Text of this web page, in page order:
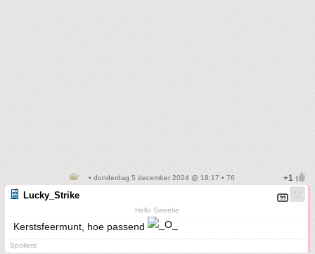
• donderdag 5 december 2024 @ 18:17 • 76
Lucky_Strike
Hello Sweetie
Kerstsfeermunt, hoe passend
Spoilers!